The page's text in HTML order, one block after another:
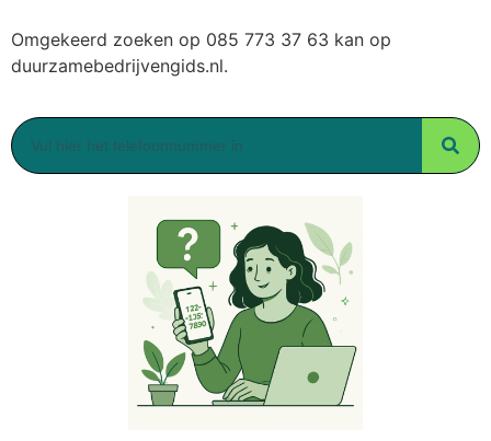
Omgekeerd zoeken op 085 773 37 63 kan op
duurzamebedrijvengids.nl.